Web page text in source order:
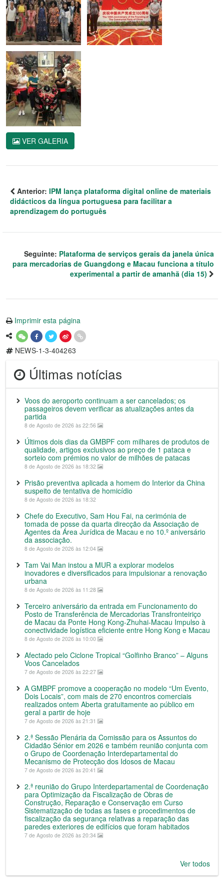
VER GALERIA
Anterior: IPM lança plataforma digital online de materiais
didácticos da língua portuguesa para facilitar a
aprendizagem do português
Seguinte: Plataforma de serviços gerais da janela única
para mercadorias de Guangdong e Macau funciona a título
experimental a partir de amanhã (dia 15)
Imprimir esta página
NEWS-1-3-404263
Últimas notícias
Voos do aeroporto continuam a ser cancelados; os
passageiros devem verificar as atualizações antes da
partida
8 de Agosto de 2026 às 22:56
Últimos dois dias da GMBPF com milhares de produtos de
qualidade, artigos exclusivos ao preço de 1 pataca e
sorteio com prémios no valor de milhões de patacas
8 de Agosto de 2026 às 18:32
Prisão preventiva aplicada a homem do Interior da China
suspeito de tentativa de homicídio
8 de Agosto de 2026 às 18:32
Chefe do Executivo, Sam Hou Fai, na cerimónia de
tomada de posse da quarta direcção da Associação de
Agentes da Área Jurídica de Macau e no 10.º aniversário
da associação.
8 de Agosto de 2026 às 12:04
Tam Vai Man instou a MUR a explorar modelos
inovadores e diversificados para impulsionar a renovação
urbana
8 de Agosto de 2026 às 11:28
Terceiro aniversário da entrada em Funcionamento do
Posto de Transferência de Mercadorias Transfronteiriço
de Macau da Ponte Hong Kong-Zhuhai-Macau Impulso à
conectividade logística eficiente entre Hong Kong e Macau
8 de Agosto de 2026 às 10:00
Afectado pelo Ciclone Tropical “Golfinho Branco” – Alguns
Voos Cancelados
7 de Agosto de 2026 às 22:27
A GMBPF promove a cooperação no modelo “Um Evento,
Dois Locais”, com mais de 270 encontros comerciais
realizados ontem Aberta gratuitamente ao público em
geral a partir de hoje
7 de Agosto de 2026 às 21:31
2.ª Sessão Plenária da Comissão para os Assuntos do
Cidadão Sénior em 2026 e também reunião conjunta com
o Grupo de Coordenação Interdepartamental do
Mecanismo de Protecção dos Idosos de Macau
7 de Agosto de 2026 às 20:41
2.ª reunião do Grupo Interdepartamental de Coordenação
para Optimização da Fiscalização de Obras de
Construção, Reparação e Conservação em Curso
Sistematização de todas as fases e procedimentos de
fiscalização da segurança relativas a reparação das
paredes exteriores de edifícios que foram habitados
7 de Agosto de 2026 às 20:34
Ver todos